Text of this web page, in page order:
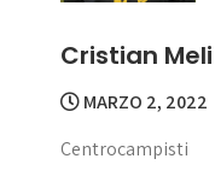
Cristian Meli
MARZO 2, 2022
Centrocampisti